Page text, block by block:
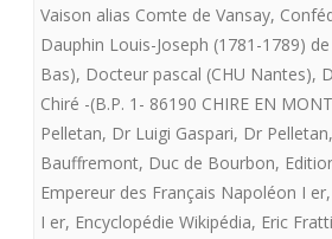
SACRE
DE
LOUIS
XVII
Vaison alias Comte de Vansay,
Dauphin Louis-Joseph (1781-1789)
Bas), Docteur pascal (CHU Nantes),
Chiré -(B.P. 1- 86190 CHIRE EN
Pelletan, Dr Luigi Gaspari, Dr Pelletan,
Bauffremont, Duc de Bourbon,
Empereur des Français Napoléon I er,
I er, Encyclopédie Wikipédia, Eric